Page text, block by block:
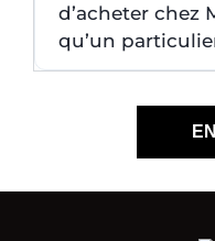
d’acheter chez
qu’un